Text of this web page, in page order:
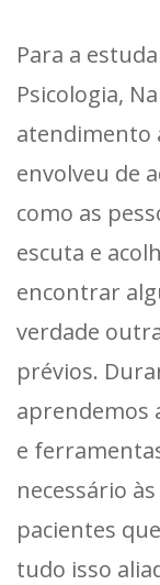
Para a
Psicologia,
atendimento
envolveu de
como as
escuta e
encontrar
verdade
prévios.
aprendemos
e
necessário
pacientes
tudo isso